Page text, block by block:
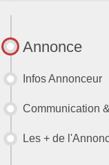
Annonce
Infos Annonceur
Communication
Les + de